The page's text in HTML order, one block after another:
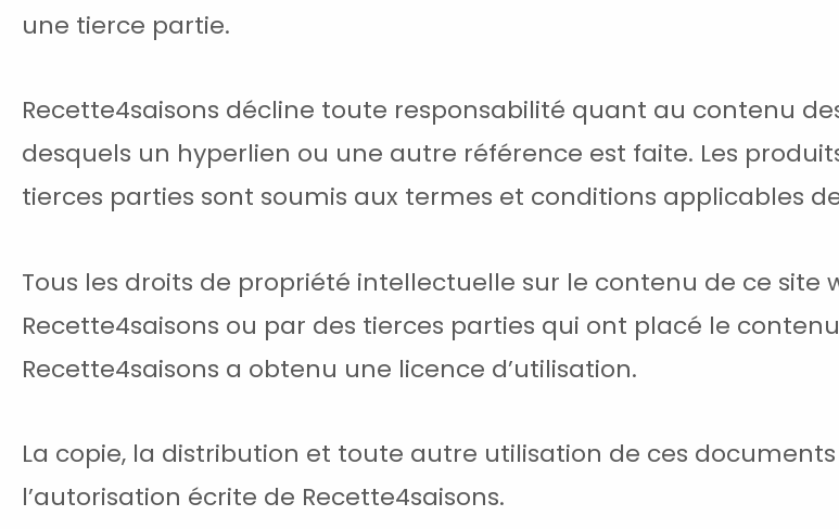
une tierce partie.
Recette4saisons décline toute responsabilité quant au contenu
desquels un hyperlien ou une autre référence est faite. Les
tierces parties sont soumis aux termes et conditions applicables
Tous les droits de propriété intellectuelle sur le contenu de ce site
Recette4saisons ou par des tierces parties qui ont placé le
Recette4saisons a obtenu une licence d’utilisation.
La copie, la distribution et toute autre utilisation de ces
l’autorisation écrite de Recette4saisons.